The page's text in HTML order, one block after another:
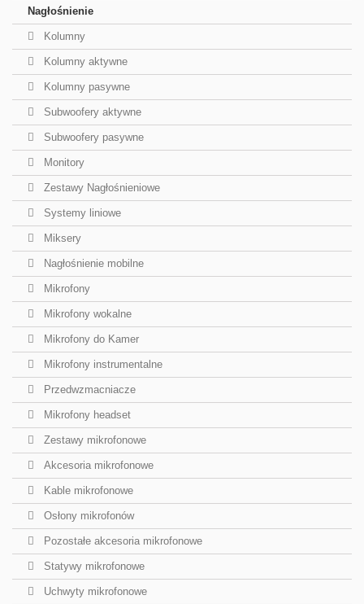
Nagłośnienie
Kolumny
Kolumny aktywne
Kolumny pasywne
Subwoofery aktywne
Subwoofery pasywne
Monitory
Zestawy Nagłośnieniowe
Systemy liniowe
Miksery
Nagłośnienie mobilne
Mikrofony
Mikrofony wokalne
Mikrofony do Kamer
Mikrofony instrumentalne
Przedwzmacniacze
Mikrofony headset
Zestawy mikrofonowe
Akcesoria mikrofonowe
Kable mikrofonowe
Osłony mikrofonów
Pozostałe akcesoria mikrofonowe
Statywy mikrofonowe
Uchwyty mikrofonowe